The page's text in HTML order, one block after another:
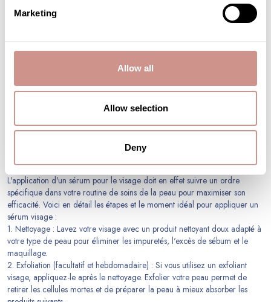
Marketing
Allow all
Allow selection
Deny
souhaitez régler. La richesse en actifs d’un sérum visage va lui permettre
une grande efficacité sur la peau et offrir des résultats visibles rapidement.
routine beauté que l’on apprécie. Enfin, un sérum visage peut permettre
d’améliorer globalement l’aspect de la peau, car une utilisation régulière
va apporter davantage d’actifs efficaces à la peau, que ce soit pour
l’hydrater, atténuer les rides, diminuer les rougeurs…
COMMENT APPLIQUER UN SÉRUM BIO VISAGE ?
Partie intégrante de tout rituel beauté quotidien, le sérum visage
s’applique après le nettoyage et démaquillage de la peau, et avant la
crème hydratante.
L'application d'un sérum pour le visage doit en effet suivre un ordre
spécifique dans votre routine de soins de la peau pour maximiser son
efficacité. Voici en détail les étapes et le moment idéal pour appliquer un
sérum visage :
1. Nettoyage : Lavez votre visage avec un produit nettoyant doux adapté à
votre type de peau pour éliminer les impuretés, l'excès de sébum et le
maquillage.
2. Exfoliation (facultatif et hebdomadaire) : Si vous utilisez un exfoliant
visage, appliquez-le après le nettoyage. Exfolier votre peau permet de
retirer les cellules mortes et de préparer la peau à mieux absorber les